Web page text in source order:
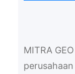
MITRA